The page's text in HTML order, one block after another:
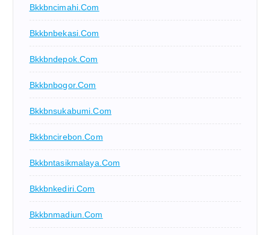
Bkkbncimahi.com
Bkkbnbekasi.com
Bkkbndepok.com
Bkkbnbogor.com
Bkkbnsukabumi.com
Bkkbncirebon.com
Bkkbntasikmalaya.com
Bkkbnkediri.com
Bkkbnmadiun.com